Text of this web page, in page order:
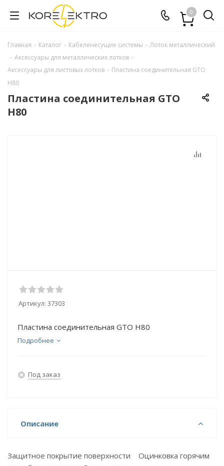
0
Главная - Каталог - Кабеленесущие системы - Лоток металлический
- Аксессуары для металлических лотков -
Аксессуары для листовых лотков - Пластина соединительная GTO
H80
Пластина соединительная GTO
H80
Артикул: 37303
Пластина соединительная GTO H80
Подробнее
Под заказ
Описание
Защитное покрытие поверхности Оцинковка горячим